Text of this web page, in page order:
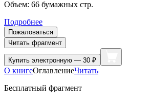
Объем: 66 бумажных стр.
Подробнее
Пожаловаться
Читать фрагмент
Купить электронную — 30 ₽
О книгеОглавлениеЧитать
Бесплатный фрагмент